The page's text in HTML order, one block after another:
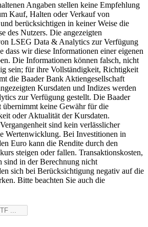
Angaben stellen keine Empfehlung
Kauf, Halten oder Verkauf von
berücksichtigen in keiner Weise die
des Nutzers. Die angezeigten
LSEG Data & Analytics zur Verfügung
dass wir diese Informationen einer eigenen
Die Informationen können falsch, nicht
sein; für ihre Vollständigkeit, Richtigkeit
die Baader Bank Aktiengesellschaft
Kursdaten und Indizes werden
zur Verfügung gestellt. Die Baader
übernimmt keine Gewähr für die
oder Aktualität der Kursdaten.
sind kein verlässlicher
Wertenwicklung. Bei Investitionen in
Euro kann die Rendite durch den
steigen oder fallen. Transaktionskosten,
sind in der Berechnung nicht
sich bei Berücksichtigung negativ auf die
Bitte beachten Sie auch die